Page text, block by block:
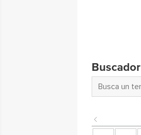
Buscador